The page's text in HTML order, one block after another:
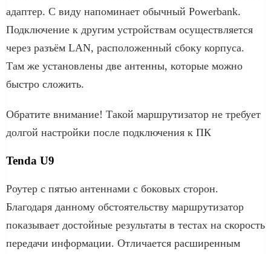
адаптер. С виду напоминает обычный Powerbank.
Подключение к другим устройствам осуществляется
через разъём LAN, расположенный сбоку корпуса.
Там же установлены две антенны, которые можно
быстро сложить.
Обратите внимание! Такой маршрутизатор не требует
долгой настройки после подключения к ПК
Tenda U9
Роутер с пятью антеннами с боковых сторон.
Благодаря данному обстоятельству маршрутизатор
показывает достойные результаты в тестах на скорость
передачи информации. Отличается расширенным